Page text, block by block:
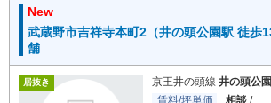
New
武蔵野市吉祥寺本町2（井の頭公園駅 徒歩
舗
居抜き 京王井の頭線 井の頭公園
賃料/坪単価
相談 /